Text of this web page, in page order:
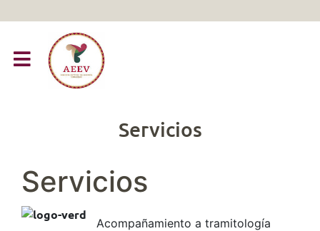
Servicios
Servicios
Acompañamiento a tramitología